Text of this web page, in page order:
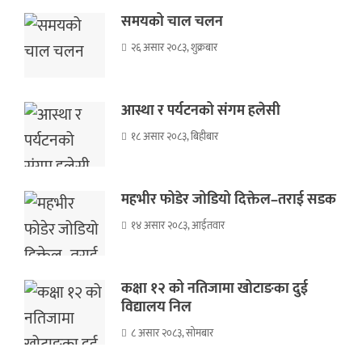
समयको चाल चलन
२६ असार २०८३, शुक्रबार
आस्था र पर्यटनको संगम हलेसी
१८ असार २०८३, बिहीबार
महभीर फोडेर जोडियो दिक्तेल–तराई सडक
१४ असार २०८३, आईतवार
कक्षा १२ को नतिजामा खोटाङका दुई
विद्यालय निल
८ असार २०८३, सोमबार